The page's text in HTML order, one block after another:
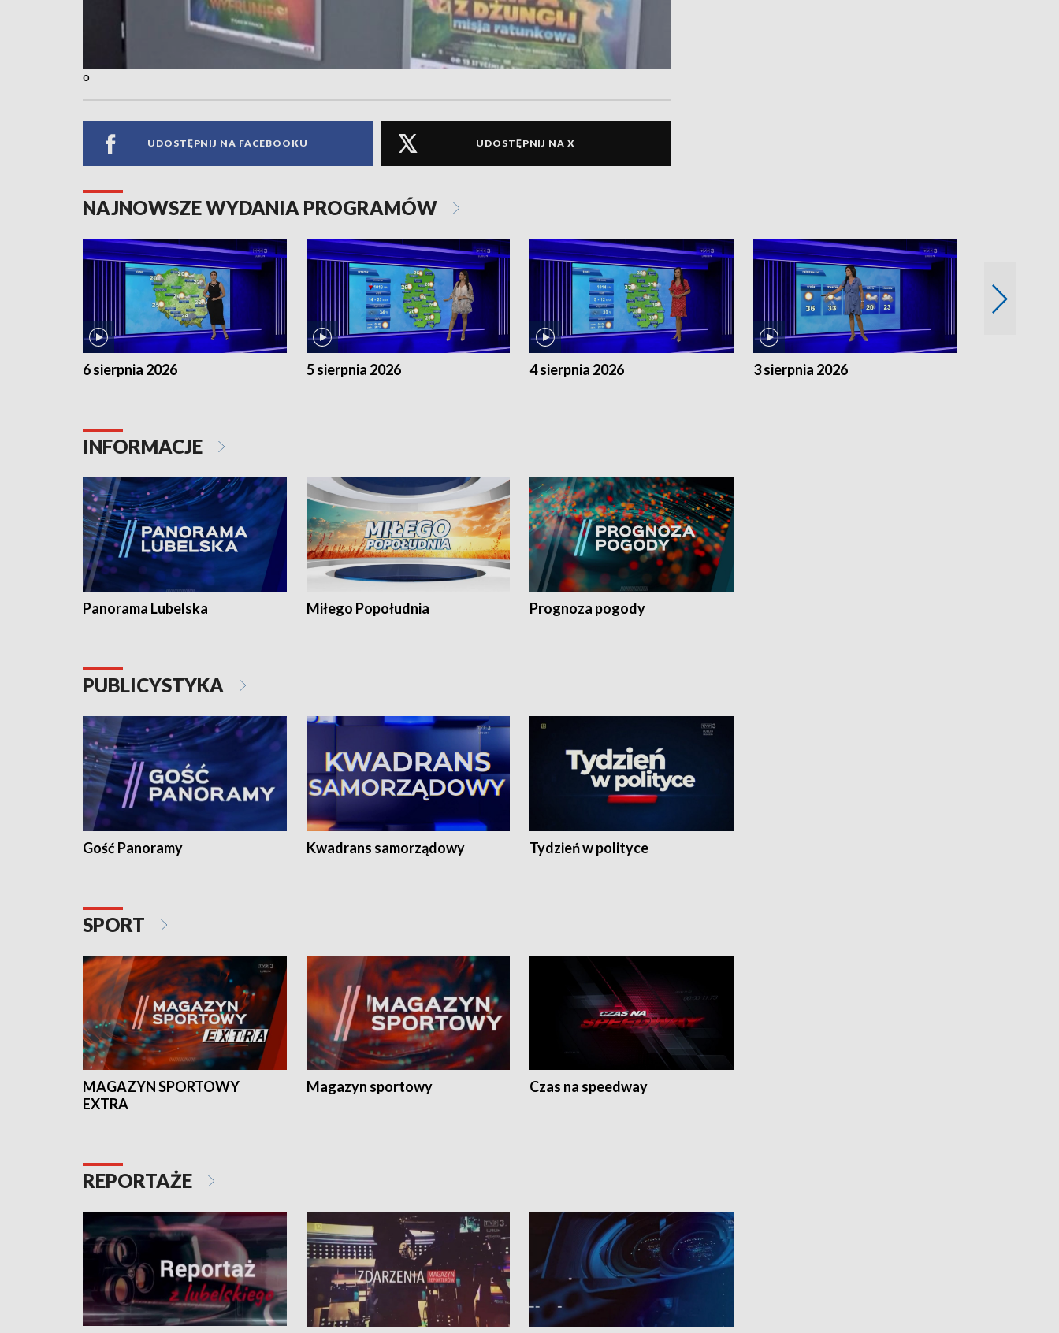
o
UDOSTĘPNIJ NA FACEBOOKU UDOSTĘPNIJ NA X
NAJNOWSZE WYDANIA PROGRAMÓW
6 sierpnia 2026 5 sierpnia 2026 4 sierpnia 2026 3 sierpnia 2026
INFORMACJE
Panorama Lubelska Miłego Popołudnia Prognoza pogody
PUBLICYSTYKA
Gość Panoramy Kwadrans samorządowy Tydzień w polityce
SPORT
MAGAZYN SPORTOWY
EXTRA
Magazyn sportowy Czas na speedway
REPORTAŻE